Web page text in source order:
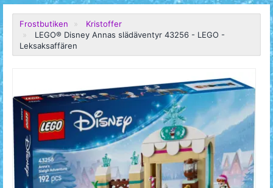
Frostbutiken
Kristoffer
LEGO® Disney Annas slädäventyr 43256 - LEGO -
Leksaksaffären